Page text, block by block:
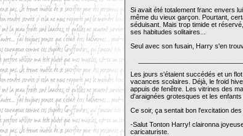
Si avait été totalement franc envers
même du vieux garçon. Pourtant,
séduisant. Mais trop timide et
ses habitudes solitaires...
Seul avec son fusain, Harry s'en
Les jours s'étaient succédés et un
vacances scolaires. Déjà, le froid
appuis de fenêtre. Les vitrines des
d'araignées grotesques et les
Ce soir, ça sentait bon l'excitation
-Salut Tonton Harry! claironna
caricaturiste.